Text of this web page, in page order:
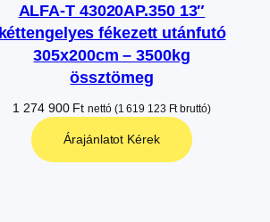
ALFA-T 43020AP.350 13″
kéttengelyes fékezett utánfutó
305x200cm – 3500kg
össztömeg
1 274 900 Ft nettó (1 619 123 Ftbruttó)
Árajánlatot Kérek